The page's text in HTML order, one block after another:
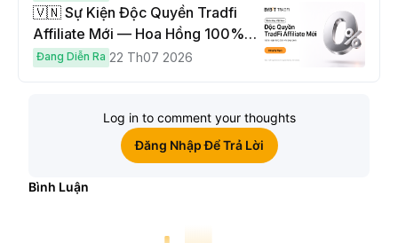
🇻🇳 Sự Kiện Độc Quyền Tradfi
Affiliate Mới — Hoa Hồng 100% &
Hoàn Phí Qua Đêm
Đang Diễn Ra 22 Th07 2026
Log in to comment your thoughts
Đăng Nhập Để Trả Lời
Bình Luận